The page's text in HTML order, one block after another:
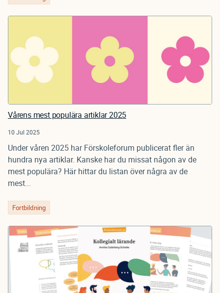
Vårens mest populära artiklar 2025
10 Jul 2025
Under våren 2025 har Förskoleforum publicerat fler än
hundra nya artiklar. Kanske har du missat någon av de
mest populära? Här hittar du listan över några av de
mest...
Fortbildning